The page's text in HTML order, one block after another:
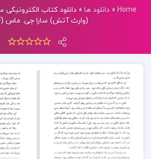
Home
»دانلود ها »
(وارث آتش) سارا جی. ماس (PDF)